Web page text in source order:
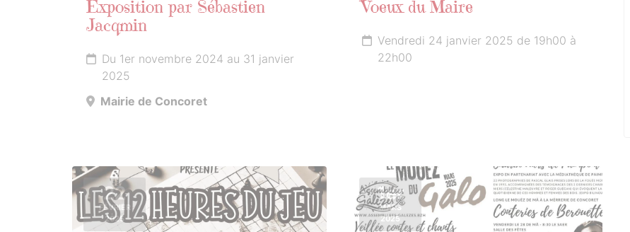
Exposition par Sébastien
Jacqmin
Du 1er novembre 2024 au 31 janvier
2025
Mairie de Concoret
Voeux du Maire
Vendredi 24 janvier 2025 de 19h00 à
22h00
22
FÉVRIER
2025
1er
MARS
2025